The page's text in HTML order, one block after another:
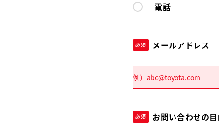
電話
必須 メールアドレス
必須 お問い合わせの